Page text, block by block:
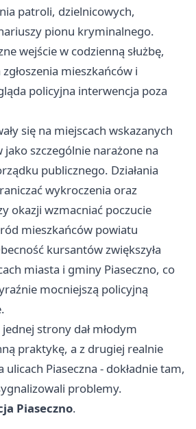
patroli, dzielnicowych,
pionu kryminalnego.
wejście w codzienną służbę,
mieszkańców i
policyjna interwencja poza
się na miejscach wskazanych
szczególnie narażone na
publicznego. Działania
wykroczenia oraz
okazji wzmacniać poczucie
mieszkańców powiatu
kursantów zwiększyła
miasta i gminy Piaseczno, co
mocniejszą policyjną
strony dał młodym
praktykę, a z drugiej realnie
ulicach Piaseczna - dokładnie tam,
problemy.
Piaseczno.